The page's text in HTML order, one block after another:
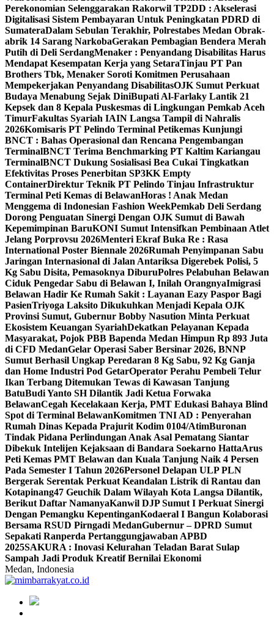
Perekonomian Selenggarakan Rakorwil TP2DD : Akselerasi
Digitalisasi Sistem Pembayaran Untuk Peningkatan PDRD di
SumateraDalam Sebulan Terakhir, Polrestabes Medan Obrak-
abrik 14 Sarang NarkobaGerakan Pembagian Bendera Merah
Putih di Deli SerdangMenaker : Penyandang Disabilitas Harus
Mendapat Kesempatan Kerja yang SetaraTinjau PT Pan
Brothers Tbk, Menaker Soroti Komitmen Perusahaan
Mempekerjakan Penyandang DisabilitasOJK Sumut Perkuat
Budaya Menabung Sejak DiniBupati Al-Farlaky Lantik 21
Kepsek dan 8 Kepala Puskesmas di Lingkungan Pemkab Aceh
TimurFakultas Syariah IAIN Langsa Tampil di Nahralis
2026Komisaris PT Pelindo Terminal Petikemas Kunjungi
BNCT : Bahas Operasional dan Rencana Pengembangan
TerminalBNCT Terima Benchmarking PT Kaltim Kariangau
TerminalBNCT Dukung Sosialisasi Bea Cukai Tingkatkan
Efektivitas Proses Penerbitan SP3KK Empty
ContainerDirektur Teknik PT Pelindo Tinjau Infrastruktur
Terminal Peti Kemas di BelawanHoras ! Anak Medan
Menggema di Indonesian Fashion WeekPemkab Deli Serdang
Dorong Penguatan Sinergi Dengan OJK Sumut di Bawah
Kepemimpinan BaruKONI Sumut Intensifkan Pembinaan Atlet
Jelang Porprovsu 2026Menteri Ekraf Buka Re : Rasa
International Poster Biennale 2026Rumah Penyimpanan Sabu
Jaringan Internasional di Jalan Antariksa Digerebek Polisi, 5
Kg Sabu Disita, Pemasoknya DiburuPolres Pelabuhan Belawan
Ciduk Pengedar Sabu di Belawan I, Inilah OrangnyaImigrasi
Belawan Hadir Ke Rumah Sakit : Layanan Eazy Paspor Bagi
PasienTriyoga Laksito Dikukuhkan Menjadi Kepala OJK
Provinsi Sumut, Gubernur Bobby Nasution Minta Perkuat
Ekosistem Keuangan SyariahDekatkan Pelayanan Kepada
Masyarakat, Pojok PBB Bapenda Medan Himpun Rp 893 Juta
di CFD MedanGelar Operasi Saber Bersinar 2026, BNNP
Sumut Berhasil Ungkap Peredaran 8 Kg Sabu, 92 Kg Ganja
dan Home Industri Pod Getar‎‎Operator Perahu Pembeli Telur
Ikan Terbang Ditemukan Tewas di Kawasan Tanjung
BatuBudi Yanto SH Dilantik Jadi Ketua Forwaka
BelawanCegah Kecelakaan Kerja, PMT Edukasi Bahaya Blind
Spot di Terminal BelawanKomitmen TNI AD : Penyerahan
Rumah Dinas Kepada Prajurit Kodim 0104/AtimBuronan
Tindak Pidana Perlindungan Anak Asal Pematang Siantar
Dibekuk Intelijen Kejaksaan di Bandara Soekarno HattaArus
Peti Kemas PMT Belawan dan Kuala Tanjung Naik 4 Persen
Pada Semester I Tahun 2026Personel Delapan ULP PLN
Bergerak Serentak Perkuat Keandalan Listrik di Rantau dan
Kotapinang47 Geuchik Dalam Wilayah Kota Langsa Dilantik,
Berikut Daftar NamanyaKanwil DJP Sumut I Perkuat Sinergi
Dengan Pemangku KepentinganKodaeral I Bangun Kolaborasi
Bersama RSUD Pirngadi MedanGubernur – DPRD Sumut
Sepakati Ranperda Pertanggungjawaban APBD
2025SAKURA : Inovasi Kelurahan Teladan Barat Sulap
Sampah Jadi Produk Kreatif Bernilai Ekonomi
Medan, Indonesia